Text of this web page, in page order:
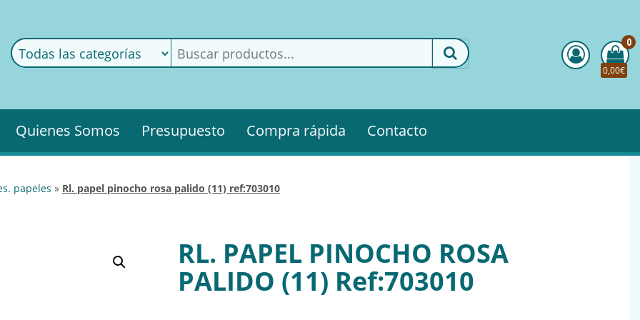
0
0,00€
Quienes Somos Presupuesto Compra rápida Contacto
papeles » rl. papel pinocho rosa palido (11) ref:703010
RL. PAPEL PINOCHO ROSA
PALIDO (11) Ref:703010